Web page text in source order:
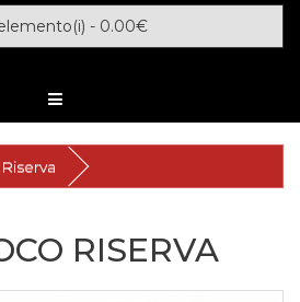
- 0.00€
RISERVA